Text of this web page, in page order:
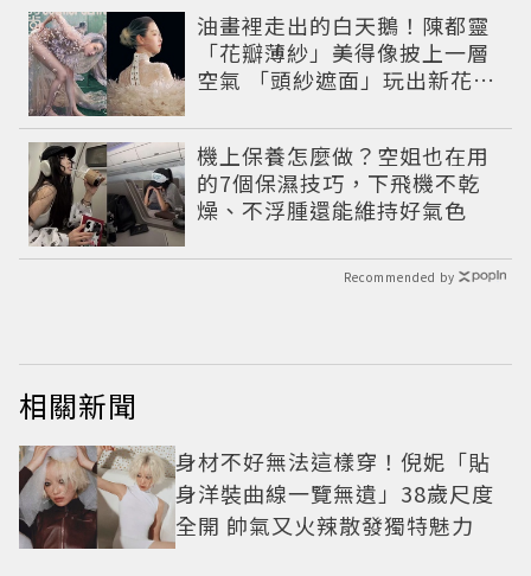
油畫裡走出的白天鵝！陳都靈
「花瓣薄紗」美得像披上一層
空氣 「頭紗遮面」玩出新花樣
機上保養怎麼做？空姐也在用
的7個保濕技巧，下飛機不乾
燥、不浮腫還能維持好氣色
Recommended by
相關新聞
身材不好無法這樣穿！倪妮「貼
身洋裝曲線一覽無遺」38歲尺度
全開 帥氣又火辣散發獨特魅力